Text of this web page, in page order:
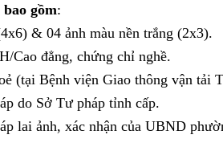
gồm:
& 04 ảnh màu nền trắng (2x3).
Cao đẳng, chứng chỉ nghề.
(tại Bệnh viện Giao thông vận tải
do Sở Tư pháp tỉnh cấp.
lai ảnh, xác nhận của UBND